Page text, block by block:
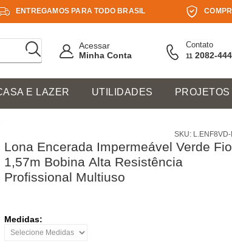
ENTREGAMOS PARA TODO BRASIL
Acessar
Minha Conta
Contato
11 2082-
E LAZER UTILIDADES
SKU: L.ENF8VD-
Lona Encerada Impermeável Verde
1,57m Bobina Alta Resistência
Profissional Multiuso
Medidas: